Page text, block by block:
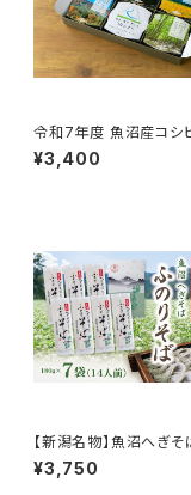
令和7年度 魚沼産コシ
パックごはん（特別栽培
セット レンチンごはん
¥3,400
【新潟名物】魚沼へぎそ
りそば 180g×7袋 14人
産そば粉100％使用
¥3,750